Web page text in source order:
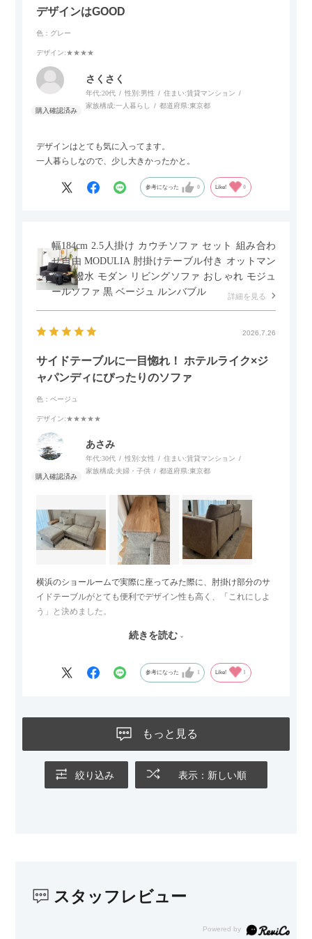
デザインはGOOD
色：グレー
デザイン:★★★★
さくさく
年代:20代 性別:男性 住まい:賃貸マンション
家族構成:一人暮らし 都道府県:東京都
デザインはとても気に入ってます。
一人暮らしなので、少し大きかったかと。
参考になった 0 Like! 0
幅184cm 2.5人掛け カウチソファ セット 組み合わ
せ自由 MODULIA 肘掛けテーブル付き オットマン
付き 撥水 モダン リビングソファ おしゃれ モジュ
ールソファ 黒 ベージュ ルンバブル
詳細を見る
2026.7.26
サイドテーブルに一目惚れ！ ホテルライク×ジ
ャパンディにぴったりのソファ
色：ベージュ
デザイン:★★★★★
あさみ
年代:30代 性別:女性 住まい:賃貸マンション
家族構成:夫婦・子供 都道府県:東京都
横浜のショールームで実際に座ってみた際に、肘掛け部分のサ
イドテーブルがとても便利でデザイン性も高く、「これにしよ
う」と決めました。
サイズは2.5人掛けですが、幅184cmとコンパクトなので圧迫感
グとのバランスもぴったりで、リビング全体がすっきり見えま
ないのもお気に入りのポイントです。さらに、わが家はソファ
の後ろ側を通ることも多い間取りなので、背面まできれいに仕
ても美しく、空間の印象を損ないません。
また、カウチのように足を伸ばしてくつろげるスタイルが理想
かせるため、普段はカウチとして使い、来客時には離してスツ
続きを読む
参考になった Like!
もっと見る
絞り込み 表示：新しい順
スタッフレビュー